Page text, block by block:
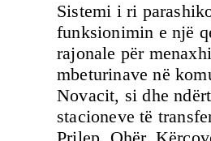
Sistemi i ri
funksionimin e një
rajonale për
mbeturinave në
Novacit, si dhe
stacioneve të